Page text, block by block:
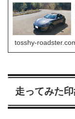
tosshy-
走ってみた